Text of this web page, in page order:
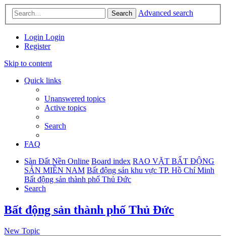
Search Advanced search
Login Login
Register
Skip to content
Quick links
Unanswered topics
Active topics
Search
FAQ
Sàn Đất Nền Online Board index RAO VẶT BẤT ĐỘNG
SẢN MIỀN NAM Bất động sản khu vực TP. Hồ Chí Minh
Bất động sản thành phố Thủ Đức
Search
Bất động sản thành phố Thủ Đức
New Topic